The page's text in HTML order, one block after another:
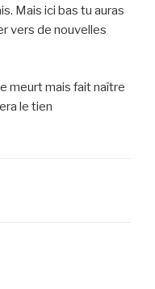
Mais ici bas tu auras
vers de nouvelles
meurt mais fait naître
le tien